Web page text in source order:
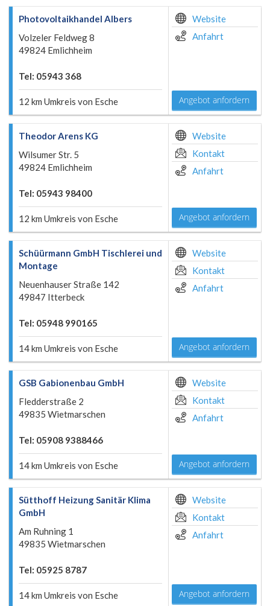
Photovoltaikhandel Albers
Volzeler Feldweg 8
49824 Emlichheim
Tel: 05943 368
12 km Umkreis von Esche
Website
Anfahrt
Angebot anfordern
Theodor Arens KG
Wilsumer Str. 5
49824 Emlichheim
Tel: 05943 98400
12 km Umkreis von Esche
Website
Kontakt
Anfahrt
Angebot anfordern
Schüürmann GmbH Tischlerei und
Montage
Neuenhauser Straße 142
49847 Itterbeck
Tel: 05948 990165
14 km Umkreis von Esche
Website
Kontakt
Anfahrt
Angebot anfordern
GSB Gabionenbau GmbH
Fledderstraße 2
49835 Wietmarschen
Tel: 05908 9388466
14 km Umkreis von Esche
Website
Kontakt
Anfahrt
Angebot anfordern
Sütthoff Heizung Sanitär Klima
GmbH
Am Ruhning 1
49835 Wietmarschen
Tel: 05925 8787
14 km Umkreis von Esche
Website
Kontakt
Anfahrt
Angebot anfordern